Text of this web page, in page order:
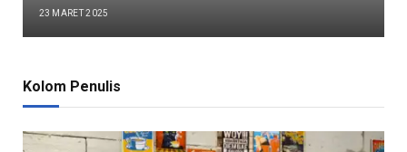
23 MARET 2025
Kolom Penulis